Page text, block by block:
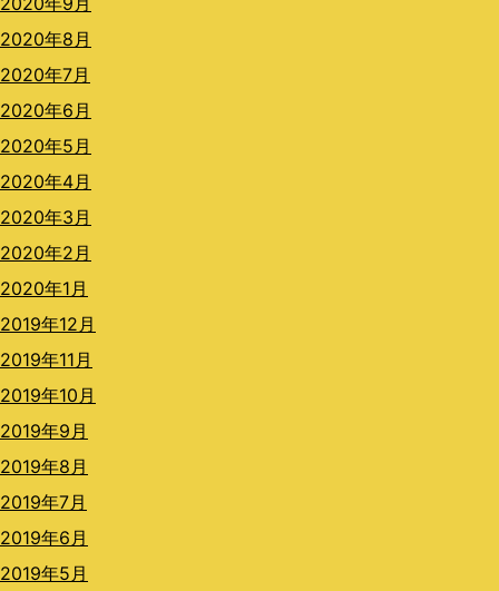
2020年8月
2020年7月
2020年6月
2020年5月
2020年4月
2020年3月
2020年2月
2020年1月
2019年12月
2019年11月
2019年10月
2019年9月
2019年8月
2019年7月
2019年6月
2019年5月